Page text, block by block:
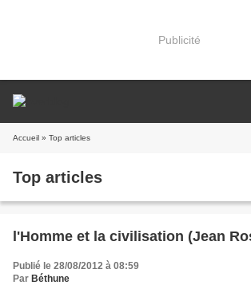
Publicité
Accueil » Top articles
Top articles
l'Homme et la civilisation (Jean
Publié le 28/08/2012 à 08:59
Par Béthune